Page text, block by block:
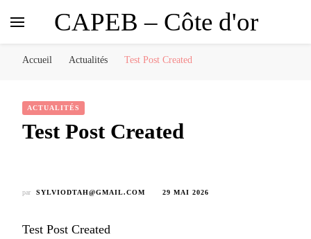
CAPEB – Côte d'or
Accueil Actualités Test Post Created
ACTUALITÉS
Test Post Created
par SYLVIODTAH@GMAIL.COM 29 MAI 2026
Test Post Created